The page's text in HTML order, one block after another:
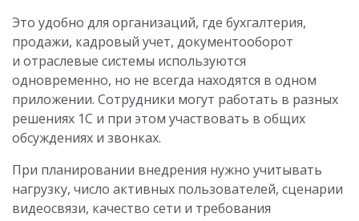
Это удобно для организаций, где бухгалтерия,
продажи, кадровый учет, документооборот
и отраслевые системы используются
одновременно, но не всегда находятся в одном
приложении. Сотрудники могут работать в разных
решениях 1С и при этом участвовать в общих
обсуждениях и звонках.
При планировании внедрения нужно учитывать
нагрузку, число активных пользователей, сценарии
видеосвязи, качество сети и требования